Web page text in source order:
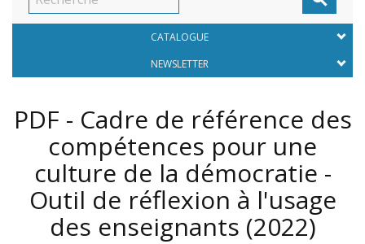
CATALOGUE
NEWSLETTER
PDF - Cadre de référence des
compétences pour une
culture de la démocratie -
Outil de réflexion à l'usage
des enseignants (2022)